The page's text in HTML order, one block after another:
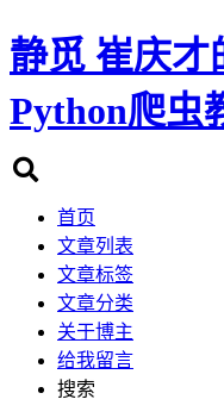
静觅 崔庆才
Python爬虫
首页
文章列表
文章标签
文章分类
关于博主
给我留言
搜索